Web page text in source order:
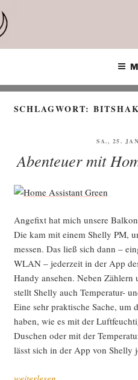
Inhalt
springen
SCHLAGWORT:
SA., 25.
Abenteuer mit
Ange­fixt hat mich unse­re
Die kam mit einem Shel­ly PM,
mes­sen. Das ließ sich dann –
WLAN – jeder­zeit in der App
Han­dy anse­hen. Neben Zäh­lern
stellt Shel­ly auch Tem­pe­ra­tur-
Eine sehr prak­ti­sche Sache, um
haben, wie es mit der
Duschen oder mit der
lässt sich in der App von Shel­ly
„Aben­